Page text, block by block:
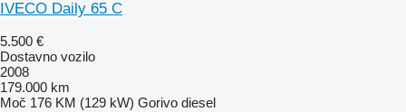
IVECO Daily 65 C
5.500 €
Dostavno vozilo
2008
179.000 km
Moč 176 KM (129 kW) Gorivo diesel